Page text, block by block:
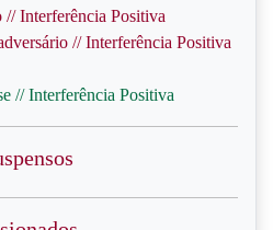
Interferência Positiva
// Interferência Positiva
// Interferência Positiva